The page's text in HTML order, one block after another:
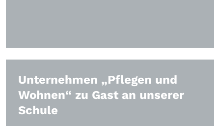
Unternehmen „Pflegen und
Wohnen“ zu Gast an unserer
Schule